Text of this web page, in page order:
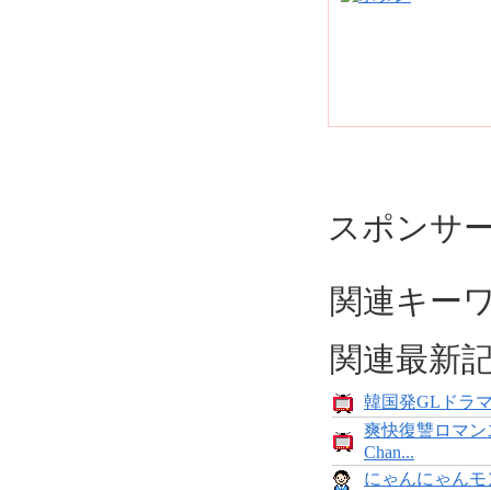
スポンサ
関連キー
関連最新
韓国発GLドラ
爽快復讐ロマ
Chan...
にゃんにゃん